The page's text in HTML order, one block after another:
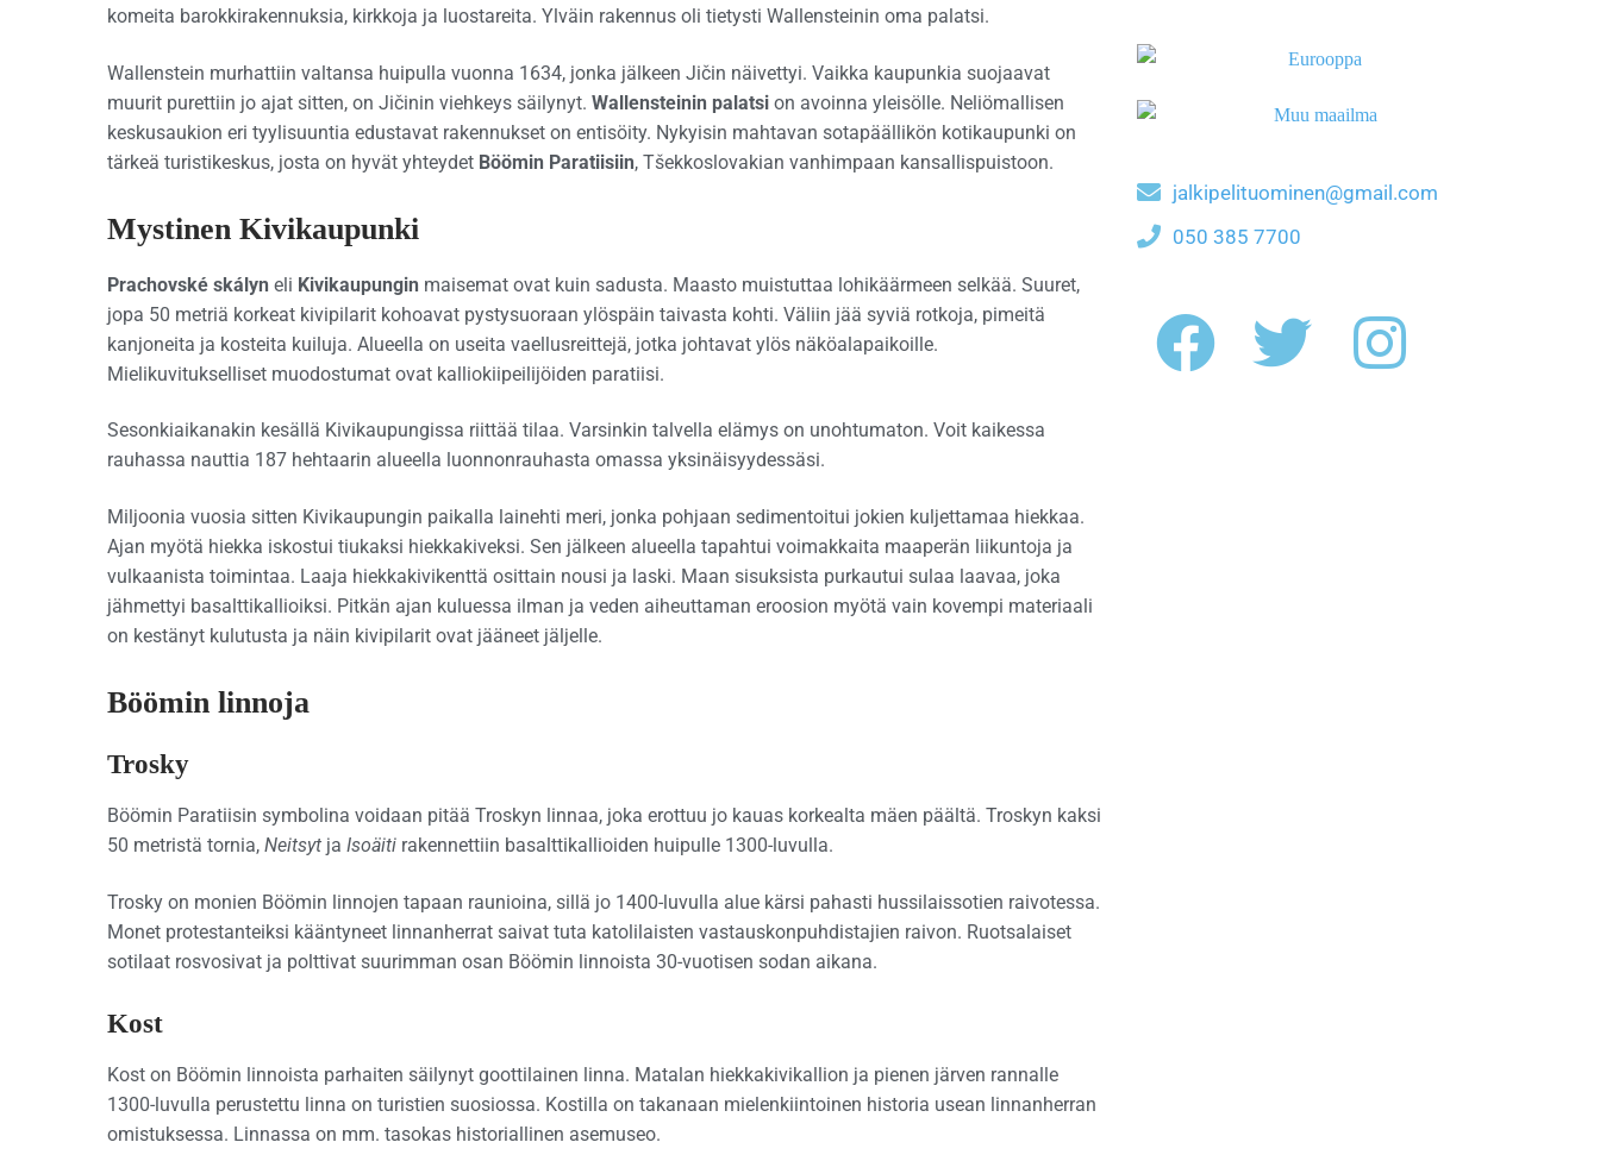
komeita barokkirakennuksia, kirkkoja ja luostareita. Ylväin rakennus oli tietysti Wallensteinin oma palatsi.
Wallenstein murhattiin valtansa huipulla vuonna 1634, jonka jälkeen Jičin näivettyi. Vaikka kaupunkia suojaavat
muurit purettiin jo ajat sitten, on Jičinin viehkeys säilynyt. Wallensteinin palatsi on avoinna yleisölle. Neliömallisen
keskusaukion eri tyylisuuntia edustavat rakennukset on entisöity. Nykyisin mahtavan sotapäällikön kotikaupunki on
tärkeä turistikeskus, josta on hyvät yhteydet Böömin Paratiisiin, Tšekkoslovakian vanhimpaan kansallispuistoon.
Mystinen Kivikaupunki
Prachovské skályn eli Kivikaupungin maisemat ovat kuin sadusta. Maasto muistuttaa lohikäärmeen selkää. Suuret,
jopa 50 metriä korkeat kivipilarit kohoavat pystysuoraan ylöspäin taivasta kohti. Väliin jää syviä rotkoja, pimeitä
kanjoneita ja kosteita kuiluja. Alueella on useita vaellusreittejä, jotka johtavat ylös näköalapaikoille.
Mielikuvitukselliset muodostumat ovat kalliokiipeilijöiden paratiisi.
Sesonkiaikanakin kesällä Kivikaupungissa riittää tilaa. Varsinkin talvella elämys on unohtumaton. Voit kaikessa
rauhassa nauttia 187 hehtaarin alueella luonnonrauhasta omassa yksinäisyydessäsi.
Miljoonia vuosia sitten Kivikaupungin paikalla lainehti meri, jonka pohjaan sedimentoitui jokien kuljettamaa hiekkaa.
Ajan myötä hiekka iskostui tiukaksi hiekkakiveksi. Sen jälkeen alueella tapahtui voimakkaita maaperän liikuntoja ja
vulkaanista toimintaa. Laaja hiekkakivikenttä osittain nousi ja laski. Maan sisuksista purkautui sulaa laavaa, joka
jähmettyi basalttikallioiksi. Pitkän ajan kuluessa ilman ja veden aiheuttaman eroosion myötä vain kovempi materiaali
on kestänyt kulutusta ja näin kivipilarit ovat jääneet jäljelle.
Böömin linnoja
Trosky
Böömin Paratiisin symbolina voidaan pitää Troskyn linnaa, joka erottuu jo kauas korkealta mäen päältä. Troskyn kaksi
50 metristä tornia, Neitsyt ja Isoäiti rakennettiin basalttikallioiden huipulle 1300-luvulla.
Trosky on monien Böömin linnojen tapaan raunioina, sillä jo 1400-luvulla alue kärsi pahasti hussilaissotien raivotessa.
Monet protestanteiksi kääntyneet linnanherrat saivat tuta katolilaisten vastauskonpuhdistajien raivon. Ruotsalaiset
sotilaat rosvosivat ja polttivat suurimman osan Böömin linnoista 30-vuotisen sodan aikana.
Kost
Kost on Böömin linnoista parhaiten säilynyt goottilainen linna. Matalan hiekkakivikallion ja pienen järven rannalle
1300-luvulla perustettu linna on turistien suosiossa. Kostilla on takanaan mielenkiintoinen historia usean linnanherran
omistuksessa. Linnassa on mm. tasokas historiallinen asemuseo.
jalkipelituominen@gmail.com
050 385 7700